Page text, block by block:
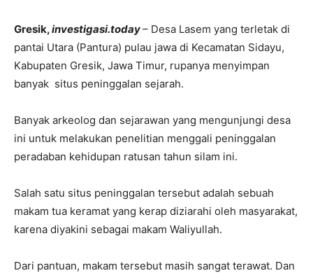
Gresik,investigasi.today– Desa Lasem yang terletak di
pantai Utara (Pantura) pulau jawa di Kecamatan Sidayu,
Kabupaten Gresik, Jawa Timur, rupanya menyimpan
banyak situs peninggalan sejarah.
Banyak arkeolog dan sejarawan yang mengunjungi desa
ini untuk melakukan penelitian menggali peninggalan
peradaban kehidupan ratusan tahun silam ini.
Salah satu situs peninggalan tersebut adalah sebuah
makam tua keramat yang kerap diziarahi oleh masyarakat,
karena diyakini sebagai makam Waliyullah.
Dari pantuan, makam tersebut masih sangat terawat. Dan